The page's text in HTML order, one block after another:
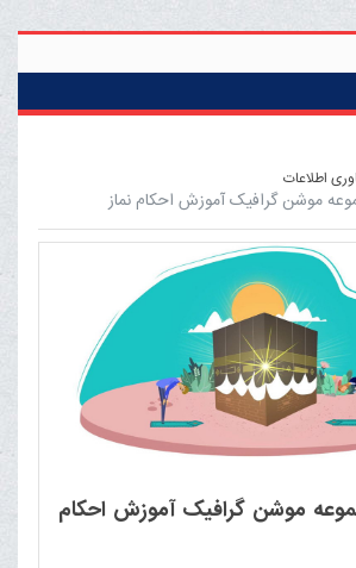
اطلاعات
موشن گرافیک آموزش احکام نماز
موشن گرافیک آموزش احکام